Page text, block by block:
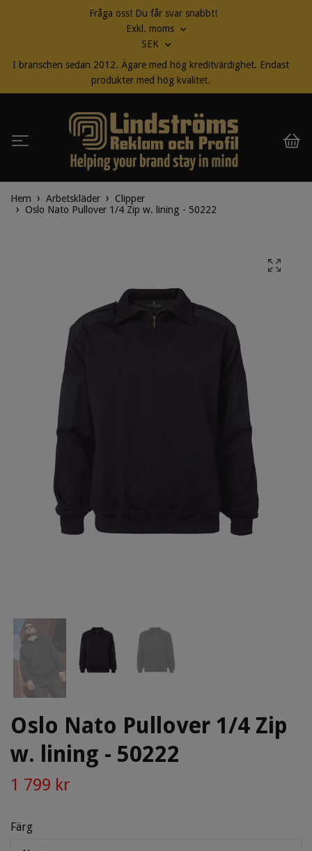
Fråga oss! Du får svar snabbt!
Exkl. moms
SEK
I branschen sedan 2012. Ägare med hög kreditvärdighet. Endast
produkter med hög kvalitet.
Hem Arbetskläder
Clipper
Oslo Nato Pullover 1/4 Zip w. lining - 50222
Oslo Nato Pullover 1/4 Zip
w. lining - 50222
1 799 kr
Färg